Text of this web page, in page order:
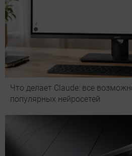
Что делает Сlaude: все
популярных нейросетей